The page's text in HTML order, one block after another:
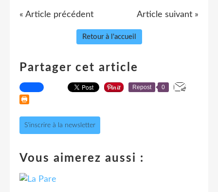
« Article précédent Article suivant »
Retour à l'accueil
Partager cet article
Repost 0
S'inscrire à la newsletter
Vous aimerez aussi :